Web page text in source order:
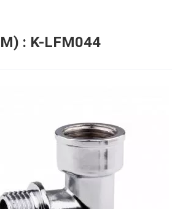
: K-LFM044